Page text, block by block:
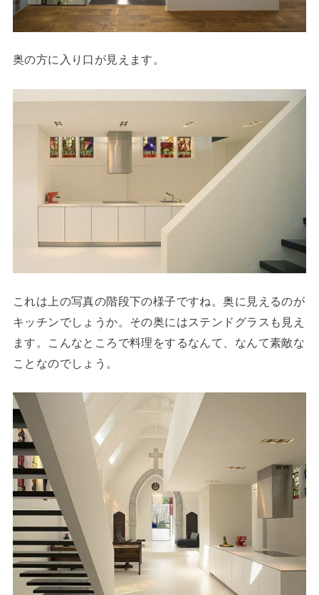
奥の方に入り口が見えます。
これは上の写真の階段下の様子ですね。奥に見えるのが
キッチンでしょうか。その奥にはステンドグラスも見え
ます。こんなところで料理をするなんて、なんて素敵な
ことなのでしょう。